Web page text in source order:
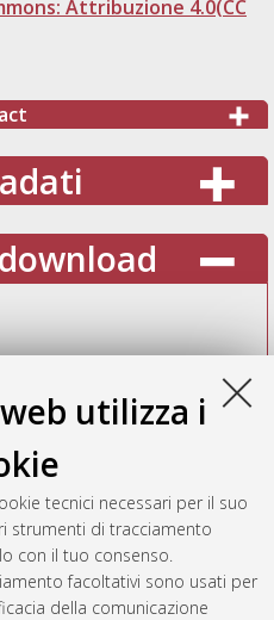
utilizza i
tecnici necessari per il suo
strumenti di tracciamento
con il tuo consenso.
facoltativi sono usati per
della comunicazione
Attribuzione 4.0(CC
statistiche